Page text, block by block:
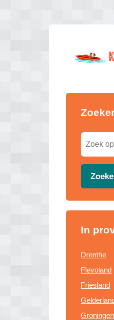
In
Drenthe
Flevoland
Friesland
Groningen